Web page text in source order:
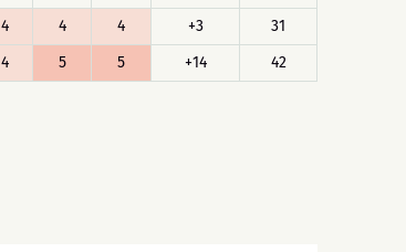
4 4 4 +3
31
4 5 5 +14 42